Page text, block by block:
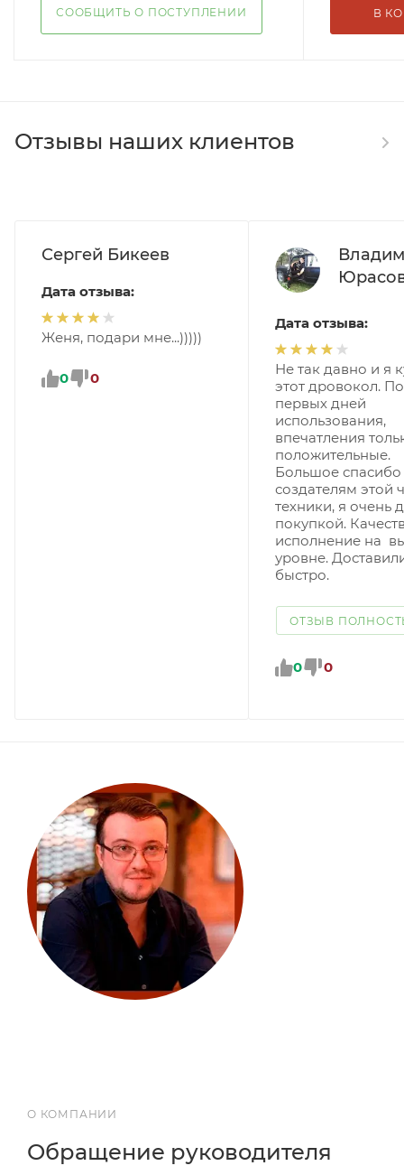
СООБЩИТЬ О ПОСТУПЛЕНИИ В
Отзывы наших клиентов
Сергей Бикеев
Дата отзыва:
Женя, подари мне...)))))
0 0
Дата отзыва:
Не так давно и я
этот дровокол.
первых дней
использования,
впечатления
положительные.
Большое спасибо
создателям этой
техники, я очень
покупкой.
исполнение на
уровне.
быстро.
ОТЗЫВ
0 0
О КОМПАНИИ
Обращение руководителя